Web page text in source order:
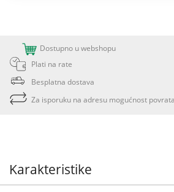
Dostupno u webshopu
Plati na rate
Besplatna dostava
Za isporuku na adresu mogućnost
Karakteristike